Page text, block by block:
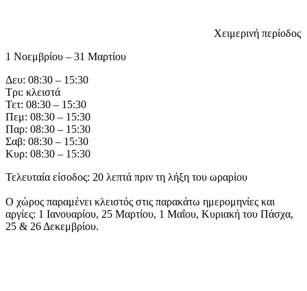
Χειμερινή περίοδος
1 Νοεμβρίου – 31 Μαρτίου
Δευ: 08:30 – 15:30
Τρι: κλειστά
Τετ: 08:30 – 15:30
Πεμ: 08:30 – 15:30
Παρ: 08:30 – 15:30
Σαβ: 08:30 – 15:30
Κυρ: 08:30 – 15:30
Τελευταία είσοδος: 20 λεπτά πριν τη λήξη του ωραρίου
Ο χώρος παραμένει κλειστός στις παρακάτω ημερομηνίες και
αργίες: 1 Ιανουαρίου, 25 Μαρτίου, 1 Μαΐου, Κυριακή του Πάσχα,
25 & 26 Δεκεμβρίου.